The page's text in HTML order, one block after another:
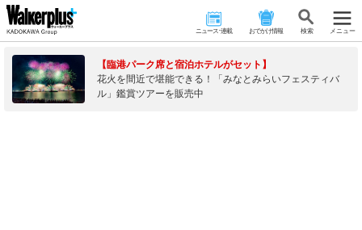
ニュース･連載 おでかけ情報 検 索 メニュー
【臨港パーク席と宿泊ホテルがセット】
花火を間近で堪能できる！「みなとみらいフェスティバ
ル」鑑賞ツアーを販売中